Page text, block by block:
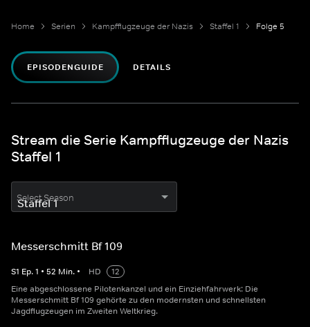
Home Serien Kampfflugzeuge der Nazis Staffel 1 Folge 5
EPISODENGUIDE DETAILS
Stream die Serie Kampfflugzeuge der Nazis
Staffel 1
Select Season
Messerschmitt Bf 109
S1 Ep.1 • 52 Min. • HD
12
Eine abgeschlossene Pilotenkanzel und ein Einziehfahrwerk: Die
Messerschmitt Bf 109 gehörte zu den modernsten und schnellsten
Jagdflugzeugen im Zweiten Weltkrieg.